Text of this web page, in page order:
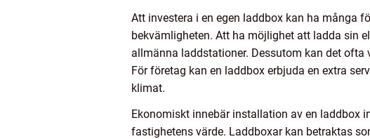
Att investera i en egen laddbox kan ha många
bekvämligheten. Att ha möjlighet att ladda sin
allmänna laddstationer. Dessutom kan det
För företag kan en laddbox erbjuda en extra
klimat.
Ekonomiskt innebär installation av en laddbox
fastighetens värde. Laddboxar kan betraktas